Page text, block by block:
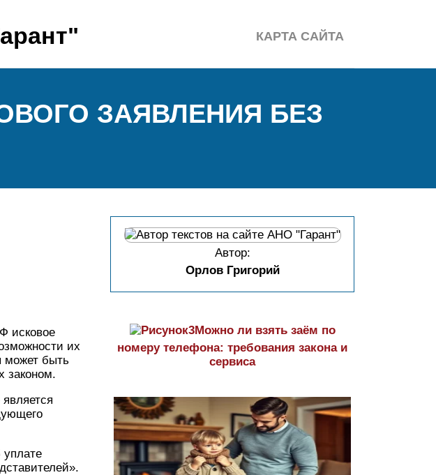
КАРТА САЙТА
ЗАЯВЛЕНИЯ БЕЗ
исковое
их
может быть
законом.
Автор:
Орлов Григорий
Можно ли взять заём по
номеру телефона: требования закона и
сервиса